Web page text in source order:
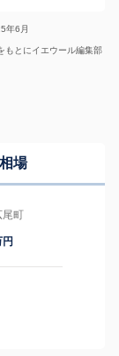
年6月
もとにイエウール編集部
場
尾町
円